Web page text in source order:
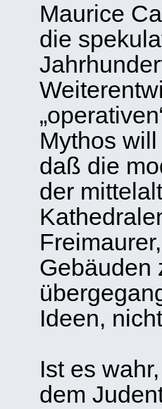
Maurice
die
Mythos
daß die
der
Gebäuden
Ideen,
Ist es
dem